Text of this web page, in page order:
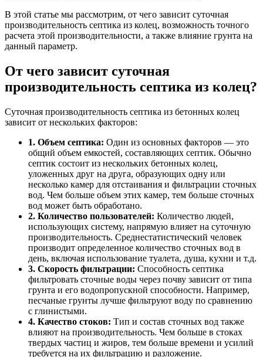
В этой статье мы рассмотрим, от чего зависит суточная
производительность септика из колец, возможность точного
расчета этой производительности, а также влияние грунта на
данный параметр.
От чего зависит суточная
производительность септика из колец?
Суточная производительность септика из бетонных колец
зависит от нескольких факторов:
1. Объем септика: Один из основных факторов — это
общий объем емкостей, составляющих септик. Обычно
септик состоит из нескольких бетонных колец,
уложенных друг на друга, образующих одну или
несколько камер для отстаивания и фильтрации сточных
вод. Чем больше объем этих камер, тем больше сточных
вод может быть обработано.
2. Количество пользователей: Количество людей,
использующих систему, напрямую влияет на суточную
производительность. Среднестатистический человек
производит определенное количество сточных вод в
день, включая использование туалета, душа, кухни и т.д.
3. Скорость фильтрации: Способность септика
фильтровать сточные воды через почву зависит от типа
грунта и его водопропускной способности. Например,
песчаные грунты лучше фильтруют воду по сравнению
с глинистыми.
4. Качество стоков: Тип и состав сточных вод также
влияют на производительность. Чем больше в стоках
твердых частиц и жиров, тем больше времени и усилий
требуется на их фильтрацию и разложение.